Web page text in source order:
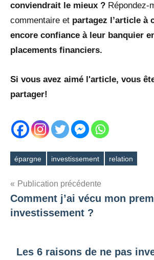
conviendrait le mieux ? Répondez-
commentaire et partagez l’article à
encore confiance à leur banquier
placements financiers.
Si vous avez aimé l'article, vous
partager!
Étiquettes
épargne investissement relation
Navigation
de
Publication précédente
Comment j’ai vécu mon
investissement ?
Les 6 raisons de ne pas